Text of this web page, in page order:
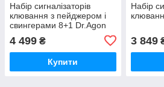
Набір сигналізаторів
клювання з пейджером і
свингерами 8+1 Dr.Agon
4 499 ₴
Купити
Набір
3 849